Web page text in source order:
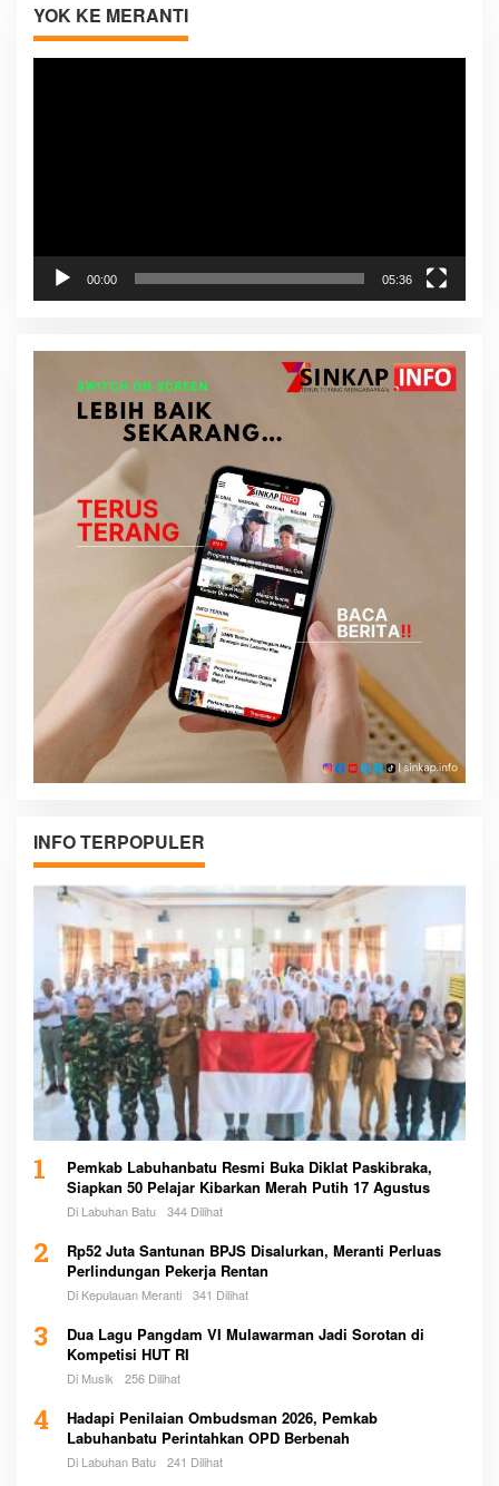
YOK KE MERANTI
Pemutar
00:00 05:36
INFO TERPOPULER
1
Pemkab Labuhanbatu Resmi Buka Diklat Paskibraka,
Siapkan 50 Pelajar Kibarkan Merah Putih 17 Agustus
Di Labuhan Batu 344 Dilihat
2
Rp52 Juta Santunan BPJS Disalurkan, Meranti Perluas
Perlindungan Pekerja Rentan
Di Kepulauan Meranti 341 Dilihat
3
Dua Lagu Pangdam VI Mulawarman Jadi Sorotan di
Kompetisi HUT RI
Di Musik 256 Dilihat
4
Hadapi Penilaian Ombudsman 2026, Pemkab
Labuhanbatu Perintahkan OPD Berbenah
Di Labuhan Batu 241 Dilihat